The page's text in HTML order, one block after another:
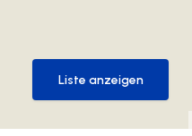
Liste anzeigen
Liste anzeigen